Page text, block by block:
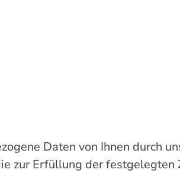
Daten von Ihnen durch
zur Erfüllung der